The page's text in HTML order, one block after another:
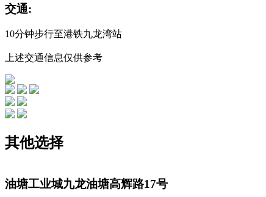
交通:
10分钟步行至港铁九龙湾站
上述交通信息仅供参考
其他选择
油塘工业城九龙油塘高辉路17号